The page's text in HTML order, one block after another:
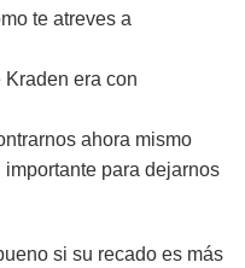
te atreves a
Kraden era con
ahora mismo
importante para dejarnos
si su recado es más